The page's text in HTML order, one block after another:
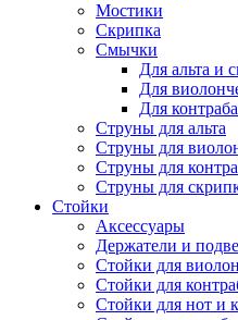
Мостики
Скрипка
Смычки
Для альта и
Для
Для
Струны для альта
Струны для
Струны для
Струны для
Стойки
Аксессуары
Держатели и
Стойки для
Стойки для
Стойки для нот и